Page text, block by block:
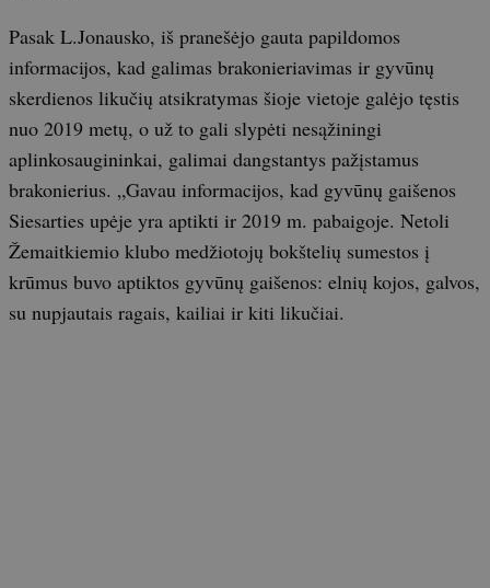
Pasak L.Jonausko, iš pranešėjo gauta papildomos
informacijos, kad galimas brakonieriavimas ir gyvūnų
skerdienos likučių atsikratymas šioje vietoje galėjo tęstis
nuo 2019 metų, o už to gali slypėti nesąžiningi
aplinkosaugininkai, galimai dangstantys pažįstamus
brakonierius. „Gavau informacijos, kad gyvūnų gaišenos
Siesarties upėje yra aptikti ir 2019 m. pabaigoje. Netoli
Žemaitkiemio klubo medžiotojų bokštelių sumestos į
krūmus buvo aptiktos gyvūnų gaišenos: elnių kojos, galvos,
su nupjautais ragais, kailiai ir kiti likučiai.